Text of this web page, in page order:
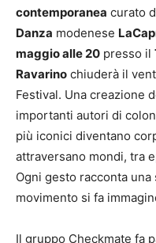
contemporanea curato
Danza modenese
maggio alle 20 presso il
Ravarino chiuderà il
Festival. Una creazione
importanti autori di
più iconici diventano
attraversano mondi, tra
Ogni gesto racconta
movimento si fa
Il gruppo Checkmate fa